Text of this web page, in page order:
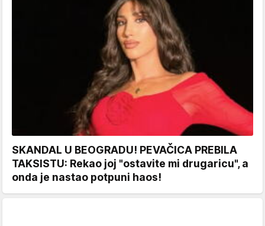
SKANDAL U BEOGRADU! PEVAČICA PREBILA
TAKSISTU: Rekao joj "ostavite mi drugaricu", a
onda je nastao potpuni haos!